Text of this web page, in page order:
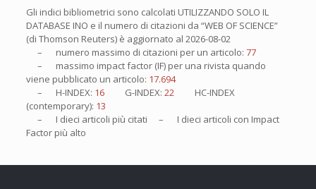
Gli indici bibliometrici sono calcolati UTILIZZANDO SOLO IL
DATABASE INO e il numero di citazioni da “WEB OF SCIENCE”
(di Thomson Reuters) è aggiornato al 2026-08-02
– numero massimo di citazioni per un articolo: 77
– massimo impact factor (IF) per una rivista quando
viene pubblicato un articolo: 17.694
– H-INDEX: 16 G-INDEX: 22
HC-INDEX
(contemporary): 13
– I dieci articoli più citati – I dieci articoli con Impact
Factor più alto